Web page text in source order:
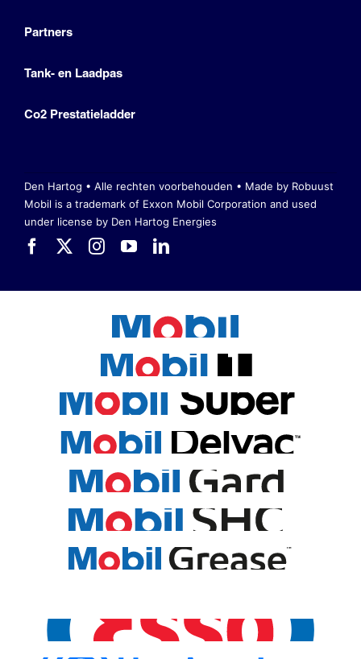
Partners
Tank- en Laadpas
Co2 Prestatieladder
Den Hartog • Alle rechten voorbehouden • Made by Robuust
Mobil is a trademark of Exxon Mobil Corporation and used
under license by Den Hartog Energies